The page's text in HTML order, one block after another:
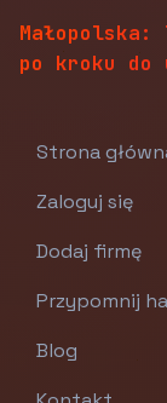
po kroku do
Strona
Zaloguj się
Dodaj firmę
Przypomnij
Blog